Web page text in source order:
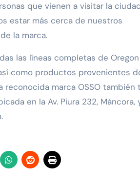
que vienen a visitar la
estar más cerca de nuestros
la marca.
las líneas completas de Oregon
como productos provenientes
reconocida marca OSSO también
en la Av. Piura 232, Máncora,